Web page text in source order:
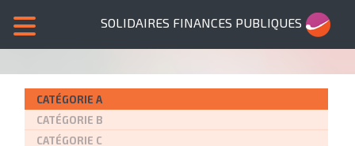
SOLIDAIRES FINANCES PUBLIQUES
CATÉGORIE A
CATÉGORIE B
CATÉGORIE C